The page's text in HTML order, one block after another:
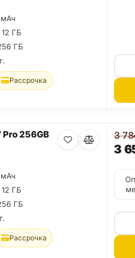
12 ГБ
ГБ
Рассрочка
256GB
12 ГБ
ГБ
Рассрочка
3
3